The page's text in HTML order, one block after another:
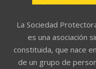
La Sociedad
es una asociación
constituida, que nace
de un grupo de